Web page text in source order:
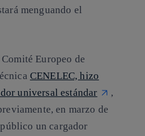
menguando el
Europeo de
CENELEC, hizo
universal estándar
,
en marzo de
un cargador